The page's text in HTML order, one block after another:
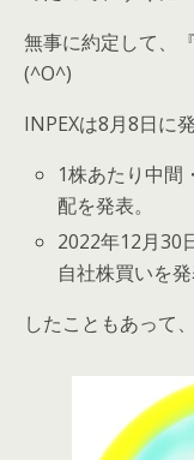
無事に約定して、
(^O^)
INPEXは8月8日に
1株あたり中間
配を発表。
2022年12月30
自社株買いを発
したこともあって